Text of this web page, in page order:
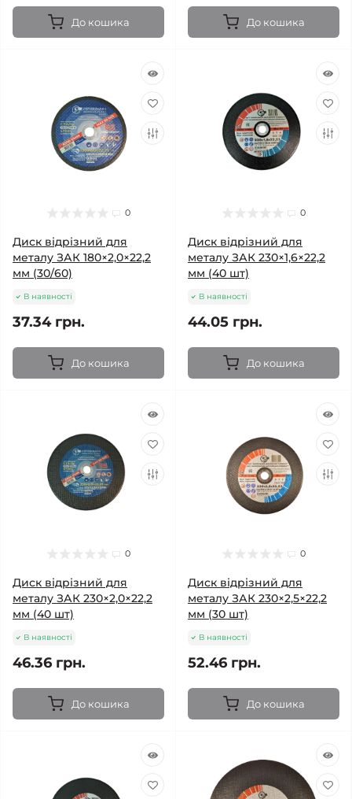
До кошика До кошика
0
Диск відрізний для
металу ЗАК 180×2,0×22,2
мм (30/60)
В наявності
37.34 грн.
До кошика
0
Диск відрізний для
металу ЗАК 230×1,6×22,2
мм (40 шт)
В наявності
44.05 грн.
До кошика
0
Диск відрізний для
металу ЗАК 230×2,0×22,2
мм (40 шт)
В наявності
46.36 грн.
До кошика
0
Диск відрізний для
металу ЗАК 230×2,5×22,2
мм (30 шт)
В наявності
52.46 грн.
До кошика